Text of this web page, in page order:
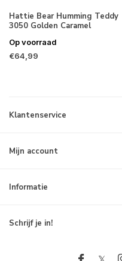
Hattie Bear Humming Teddy
3050 Golden Caramel
Op voorraad
€64,99
Klantenservice
Mijn account
Informatie
Schrijf je in!